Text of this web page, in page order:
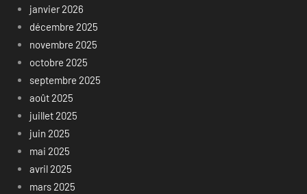
janvier 2026
décembre 2025
novembre 2025
octobre 2025
septembre 2025
août 2025
juillet 2025
juin 2025
mai 2025
avril 2025
mars 2025